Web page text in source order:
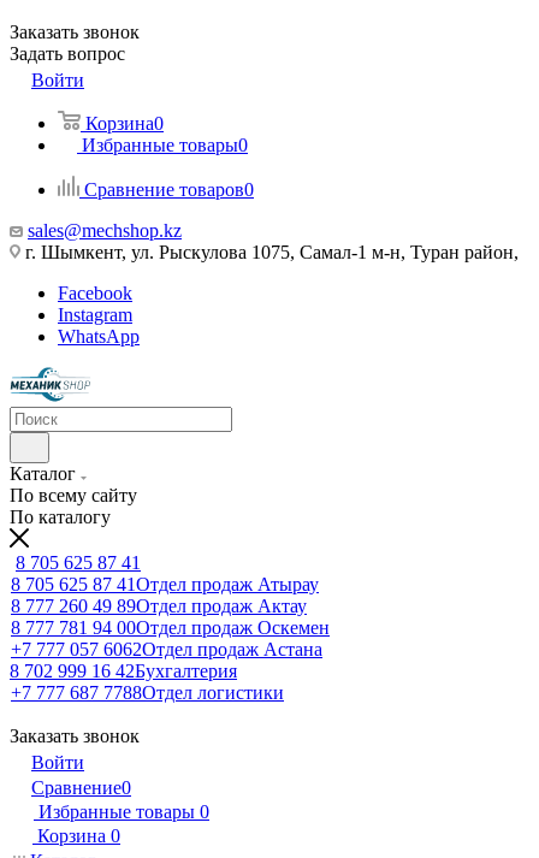
Заказать звонок
Задать вопрос
Войти
Корзина0
Избранные товары0
Сравнение товаров0
sales@mechshop.kz
г. Шымкент, ул. Рыскулова 1075, ​Самал-1 м-н, Туран район,
Facebook
Instagram
WhatsApp
Каталог
По всему сайту
По каталогу
8 705 625 87 41
8 705 625 87 41Отдел продаж Атырау
8 777 260 49 89Отдел продаж Актау
8 777 781 94 00Отдел продаж Оскемен
+7 777 057 6062Отдел продаж Астана
8 702 999 16 42Бухгалтерия
+7 777 687 7788Отдел логистики
Заказать звонок
Войти
Сравнение0
Избранные товары 0
Корзина 0